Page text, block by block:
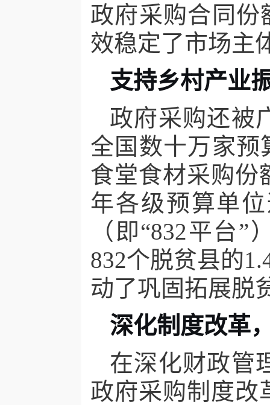
政府采购合同份
效稳定了市场主
支持乡村产业
政府采购还被
全国数十万家预
食堂食材采购份
年各级预算单
（即“832平台”
832个脱贫县的
动了巩固拓展脱
深化制度改革
在深化财政管
政府采购制度改